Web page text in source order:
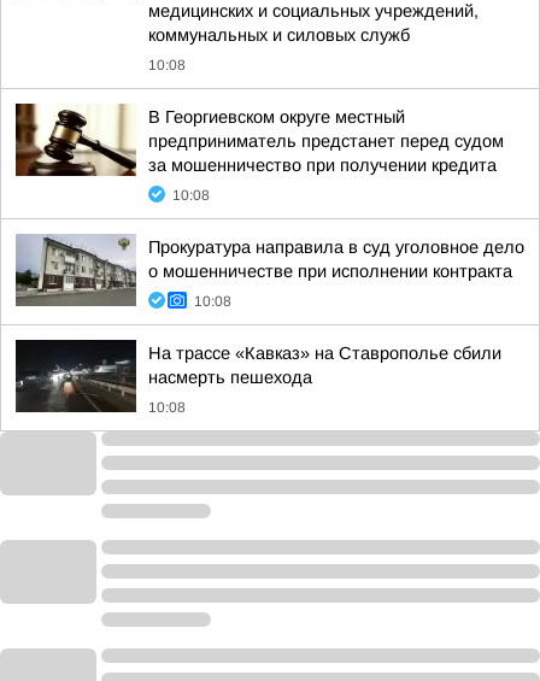
медицинских и социальных учреждений,
коммунальных и силовых служб
10:08
В Георгиевском округе местный
предприниматель предстанет перед судом
за мошенничество при получении кредита
10:08
Прокуратура направила в суд уголовное дело
о мошенничестве при исполнении контракта
10:08
На трассе «Кавказ» на Ставрополье сбили
насмерть пешехода
10:08